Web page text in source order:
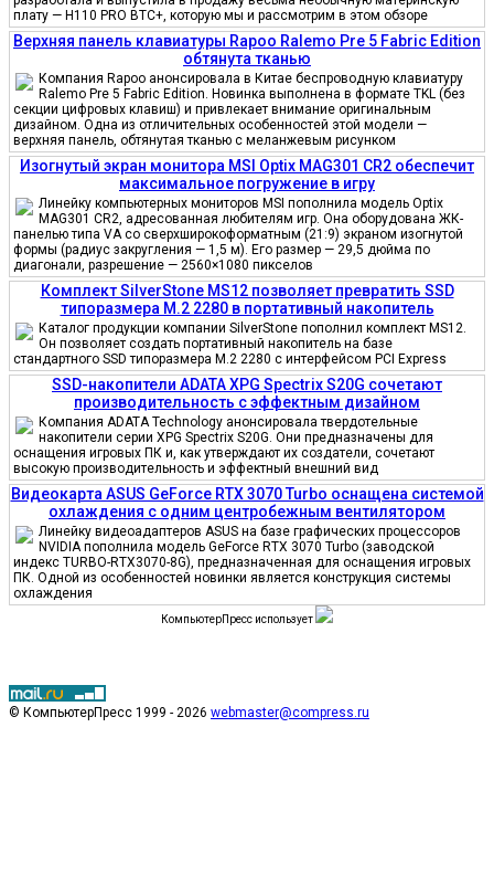
плату — H110 PRO BTC+, которую мы и рассмотрим в этом обзоре
Верхняя панель клавиатуры Rapoo Ralemo Pre 5 Fabric Edition
обтянута тканью
Компания Rapoo анонсировала в Китае беспроводную клавиатуру
Ralemo Pre 5 Fabric Edition. Новинка выполнена в формате TKL (без
секции цифровых клавиш) и привлекает внимание оригинальным
дизайном. Одна из отличительных особенностей этой модели —
верхняя панель, обтянутая тканью с меланжевым рисунком
Изогнутый экран монитора MSI Optix MAG301 CR2 обеспечит
максимальное погружение в игру
Линейку компьютерных мониторов MSI пополнила модель Optix
MAG301 CR2, адресованная любителям игр. Она оборудована ЖК-
панелью типа VA со сверхширокоформатным (21:9) экраном изогнутой
формы (радиус закругления — 1,5 м). Его размер — 29,5 дюйма по
диагонали, разрешение — 2560×1080 пикселов
Комплект SilverStone MS12 позволяет превратить SSD
типоразмера M.2 2280 в портативный накопитель
Каталог продукции компании SilverStone пополнил комплект MS12.
Он позволяет создать портативный накопитель на базе
стандартного SSD типоразмера M.2 2280 с интерфейсом PCI Express
SSD-накопители ADATA XPG Spectrix S20G сочетают
производительность с эффектным дизайном
Компания ADATA Technology анонсировала твердотельные
накопители серии XPG Spectrix S20G. Они предназначены для
оснащения игровых ПК и, как утверждают их создатели, сочетают
высокую производительность и эффектный внешний вид
Видеокарта ASUS GeForce RTX 3070 Turbo оснащена системой
охлаждения с одним центробежным вентилятором
Линейку видеоадаптеров ASUS на базе графических процессоров
NVIDIA пополнила модель GeForce RTX 3070 Turbo (заводской
индекс TURBO-RTX3070-8G), предназначенная для оснащения игровых
ПК. Одной из особенностей новинки является конструкция системы
охлаждения
КомпьютерПресс использует
© КомпьютерПресс 1999 - 2026 webmaster@compress.ru